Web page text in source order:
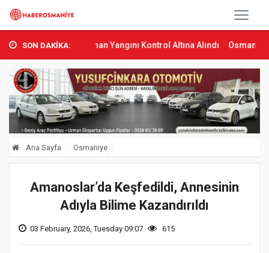
SON DAKİKA:
Orman Yangını Kontrol Altına Alındı Osmaniye’de Tren
Ana Sayfa Osmaniye
Amanoslar’da Keşfedildi, Annesinin
Adıyla Bilime Kazandırıldı
03 February, 2026, Tuesday 09:07 615